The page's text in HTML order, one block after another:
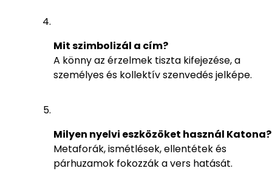
Mit szimbolizál a cím?
A könny az érzelmek tiszta kifejezése, a
személyes és kollektív szenvedés jelképe.
Milyen nyelvi eszközöket használ Katona?
Metaforák, ismétlések, ellentétek és
párhuzamok fokozzák a vers hatását.